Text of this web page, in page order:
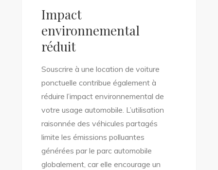
Impact
environnemental
réduit
Souscrire à une location de voiture
ponctuelle contribue également à
réduire l’impact environnemental de
votre usage automobile. L’utilisation
raisonnée des véhicules partagés
limite les émissions polluantes
générées par le parc automobile
globalement, car elle encourage un